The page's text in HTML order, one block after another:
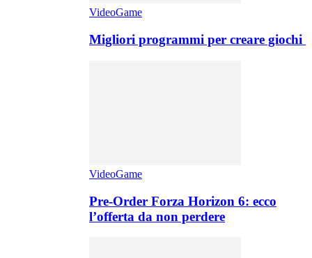
VideoGame
Migliori programmi per creare giochi
VideoGame
Pre-Order Forza Horizon 6: ecco
l’offerta da non perdere